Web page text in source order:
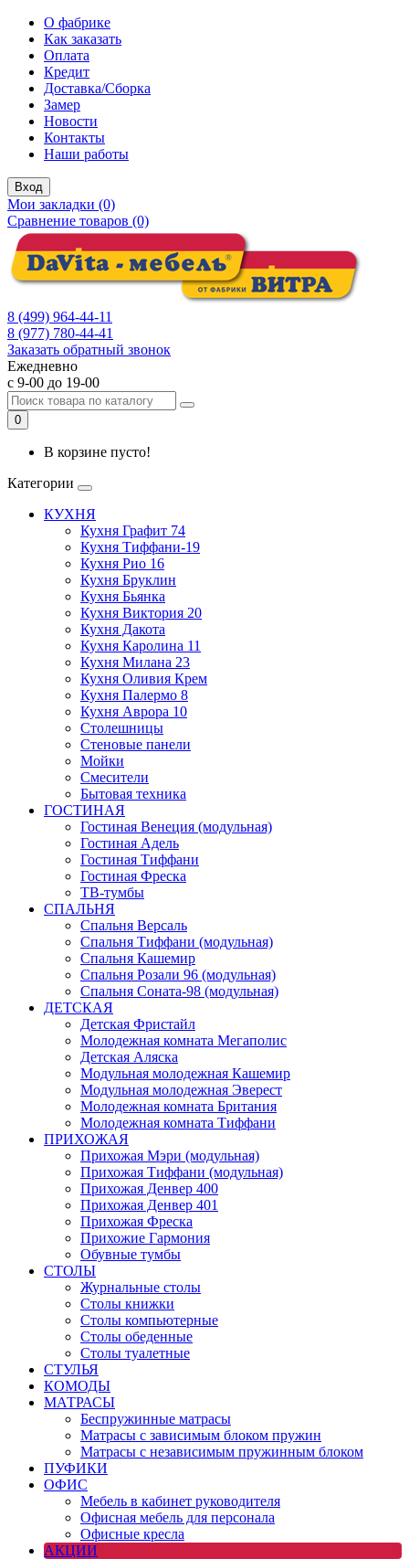
О фабрике
Как заказать
Оплата
Кредит
Доставка/Сборка
Замер
Новости
Контакты
Наши работы
Вход
Мои закладки (0)
Сравнение товаров (0)
8 (499) 964-44-11
8 (977) 780-44-41
Заказать обратный звонок
Ежедневно
с 9-00 до 19-00
0
В корзине пусто!
Категории
КУХНЯ
Кухня Графит 74
Кухня Тиффани-19
Кухня Рио 16
Кухня Бруклин
Кухня Бьянка
Кухня Виктория 20
Кухня Дакота
Кухня Каролина 11
Кухня Милана 23
Кухня Оливия Крем
Кухня Палермо 8
Кухня Аврора 10
Столешницы
Стеновые панели
Мойки
Смесители
Бытовая техника
ГОСТИНАЯ
Гостиная Венеция (модульная)
Гостиная Адель
Гостиная Тиффани
Гостиная Фреска
ТВ-тумбы
СПАЛЬНЯ
Спальня Версаль
Спальня Тиффани (модульная)
Спальня Кашемир
Спальня Розали 96 (модульная)
Спальня Соната-98 (модульная)
ДЕТСКАЯ
Детская Фристайл
Молодежная комната Мегаполис
Детская Аляска
Модульная молодежная Кашемир
Модульная молодежная Эверест
Молодежная комната Британия
Молодежная комната Тиффани
ПРИХОЖАЯ
Прихожая Мэри (модульная)
Прихожая Тиффани (модульная)
Прихожая Денвер 400
Прихожая Денвер 401
Прихожая Фреска
Прихожие Гармония
Обувные тумбы
СТОЛЫ
Журнальные столы
Столы книжки
Столы компьютерные
Столы обеденные
Столы туалетные
СТУЛЬЯ
КОМОДЫ
МАТРАСЫ
Беспружинные матрасы
Матрасы с зависимым блоком пружин
Матрасы с независимым пружинным блоком
ПУФИКИ
ОФИС
Мебель в кабинет руководителя
Офисная мебель для персонала
Офисные кресла
АКЦИИ